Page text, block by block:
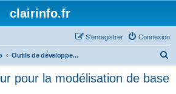
clairinfo.fr
Connexion
S’enregistrer
Outils de développement et bases de données
pour la modélisation de base